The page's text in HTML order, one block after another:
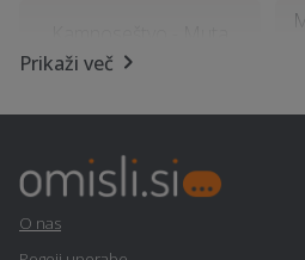
Klimatska naprava - Muta
Izgradnja sončne
Prikaži več
O nas